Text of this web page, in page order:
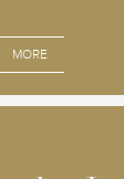
MORE